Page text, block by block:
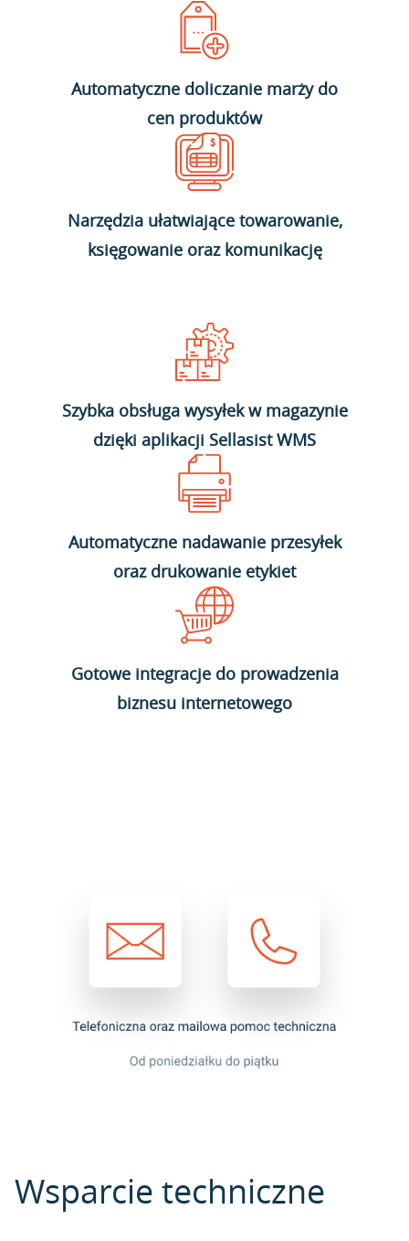
Automatyczne doliczanie marży do
cen produktów
Narzędzia ułatwiające towarowanie,
księgowanie oraz komunikację
Szybka obsługa wysyłek w magazynie
dzięki aplikacji Sellasist WMS
Automatyczne nadawanie przesyłek
oraz drukowanie etykiet
Gotowe integracje do prowadzenia
biznesu internetowego
Wsparcie techniczne